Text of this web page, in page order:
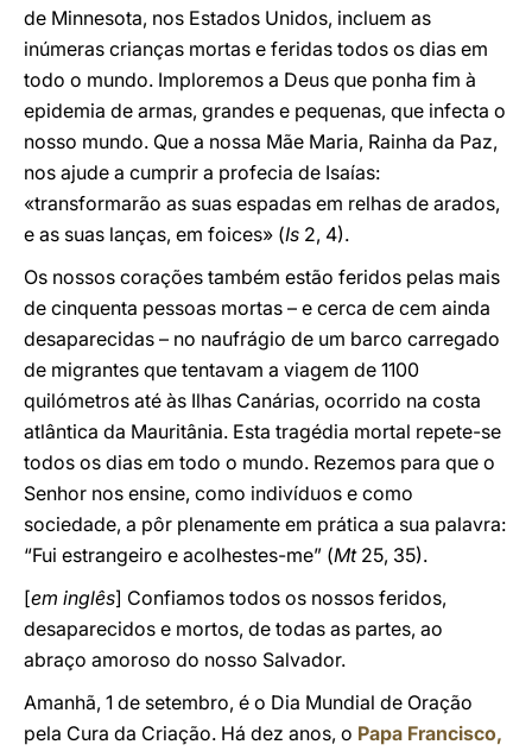
de Minnesota, nos Estados Unidos, incluem as
inúmeras crianças mortas e feridas todos os dias em
todo o mundo. Imploremos a Deus que ponha fim à
epidemia de armas, grandes e pequenas, que infecta o
nosso mundo. Que a nossa Mãe Maria, Rainha da Paz,
nos ajude a cumprir a profecia de Isaías:
«transformarão as suas espadas em relhas de arados,
e as suas lanças, em foices» (Is 2, 4).
Os nossos corações também estão feridos pelas mais
de cinquenta pessoas mortas – e cerca de cem ainda
desaparecidas – no naufrágio de um barco carregado
de migrantes que tentavam a viagem de 1100
quilómetros até às Ilhas Canárias, ocorrido na costa
atlântica da Mauritânia. Esta tragédia mortal repete-se
todos os dias em todo o mundo. Rezemos para que o
Senhor nos ensine, como indivíduos e como
sociedade, a pôr plenamente em prática a sua palavra:
“Fui estrangeiro e acolhestes-me” (Mt25, 35).
[em inglês] Confiamos todos os nossos feridos,
desaparecidos e mortos, de todas as partes, ao
abraço amoroso do nosso Salvador.
Amanhã, 1 de setembro, é o Dia Mundial de Oração
pela Cura da Criação. Há dez anos, o Papa Francisco,